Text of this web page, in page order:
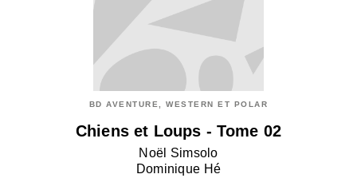
BD AVENTURE, WESTERN ET POLAR
Chiens et Loups - Tome 02
Noël Simsolo
Dominique Hé